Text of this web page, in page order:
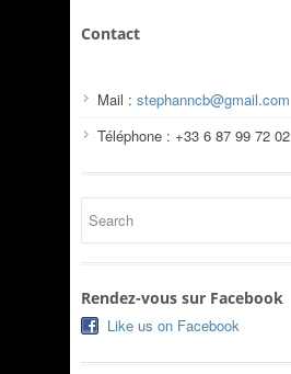
Contact
Mail : stephanncb@gmail.com
Téléphone : +33 6 87 99 72 02
Rendez-vous sur Facebook
Like us on Facebook